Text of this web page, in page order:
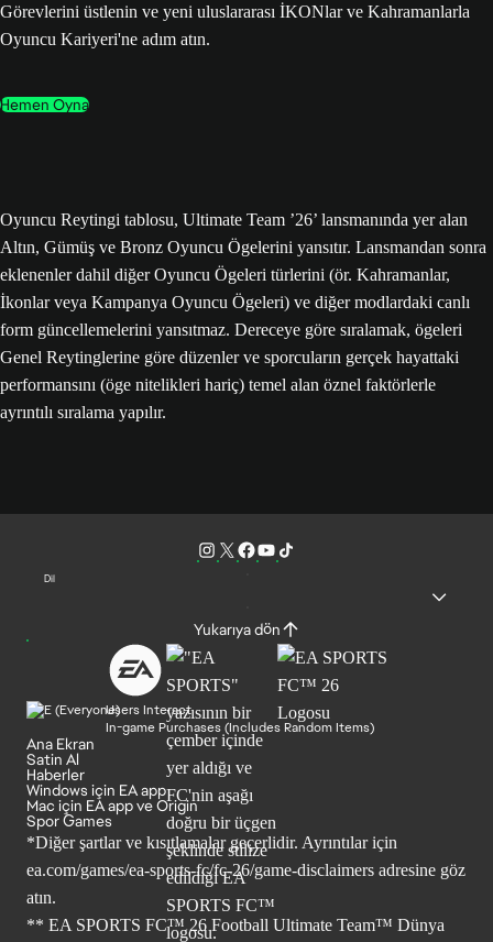
Görevlerini üstlenin ve yeni uluslararası İKONlar ve Kahramanlarla
Oyuncu Kariyeri'ne adım atın.
Hemen Oyna
Oyuncu Reytingi tablosu, Ultimate Team ’26’ lansmanında yer alan
Altın, Gümüş ve Bronz Oyuncu Ögelerini yansıtır. Lansmandan sonra
eklenenler dahil diğer Oyuncu Ögeleri türlerini (ör. Kahramanlar,
İkonlar veya Kampanya Oyuncu Ögeleri) ve diğer modlardaki canlı
form güncellemelerini yansıtmaz. Dereceye göre sıralamak, ögeleri
Genel Reytinglerine göre düzenler ve sporcuların gerçek hayattaki
performansını (öge nitelikleri hariç) temel alan öznel faktörlerle
ayrıntılı sıralama yapılır.
Dil
Yukarıya dön
Users Interact
In-game Purchases (Includes Random Items)
Ana Ekran
Satin Al
Haberler
Windows için EA app
Mac için EA app ve Origin
Spor Games
*Diğer şartlar ve kısıtlamalar geçerlidir. Ayrıntılar için
ea.com/games/ea-sports-fc/fc-26/game-disclaimers adresine göz
atın.
** EA SPORTS FC™ 26 Football Ultimate Team™ Dünya